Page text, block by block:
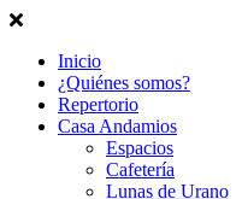
Inicio
¿Quiénes somos?
Repertorio
Casa Andamios
Espacios
Cafetería
Lunas de Urano